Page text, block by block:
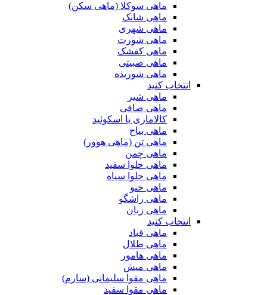
ماهی سوکلا (ماهی سکن)
ماهی شانک
ماهی شهری
ماهی شورت
ماهی کفشک
ماهی صبیتی
ماهی شوریده
انتخاب کنید
ماهی شیر
ماهی صافی
کالاماری یا اسکوئید
ماهی بیاح
ماهی تن (ماهی هوور)
ماهی چمن
ماهی حلوا سفید
ماهی حلوا سیاه
ماهی خنو
ماهی راشگو
ماهی زبان
انتخاب کنید
ماهی قباد
ماهی طلال
ماهی هامور
ماهی میش
ماهی مقوا سلیمانی (سارم)
ماهی مقوا سفید